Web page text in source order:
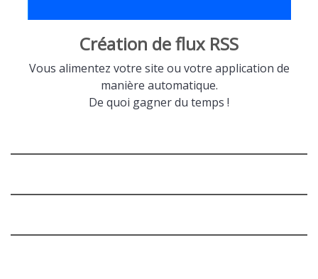
Création de flux RSS
Vous alimentez votre site ou votre application de
manière automatique.
De quoi gagner du temps !